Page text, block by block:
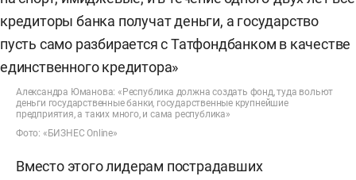
Александра Юманова: «Республика должна создать фонд, туда вольют
деньги государственные банки, государственные крупнейшие
предприятия, а таких много, и сама республика»
Фото: «БИЗНЕС Online»
Вместо этого лидерам пострадавших